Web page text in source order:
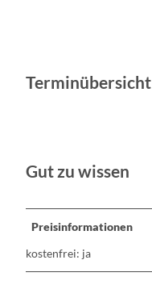
Terminübersicht
Gut zu wissen
Preisinformationen
kostenfrei: ja